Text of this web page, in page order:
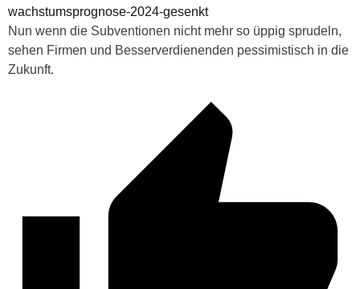
wachstumsprognose-2024-gesenkt
Nun wenn die Subventionen nicht mehr so üppig sprudeln,
sehen Firmen und Besserverdienenden pessimistisch in die
Zukunft.